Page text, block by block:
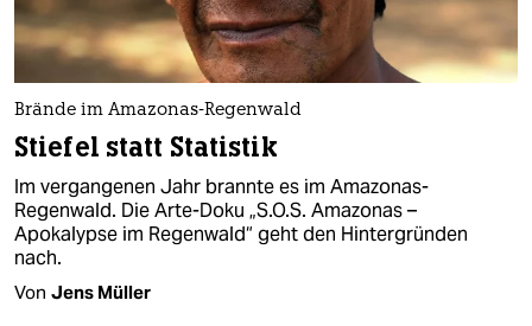
Brände im Amazonas-Regenwald
Stiefel statt Statistik
Im vergangenen Jahr brannte es im Amazonas-
Regenwald. Die Arte-Doku „S.O.S. Amazonas –
Apokalypse im Regenwald“ geht den Hintergründen
nach.
Von Jens Müller